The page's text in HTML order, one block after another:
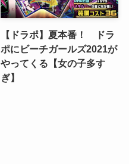
【ドラポ】夏本番！ ドラ
ポにビーチガールズ2021が
やってくる【女の子多す
ぎ】